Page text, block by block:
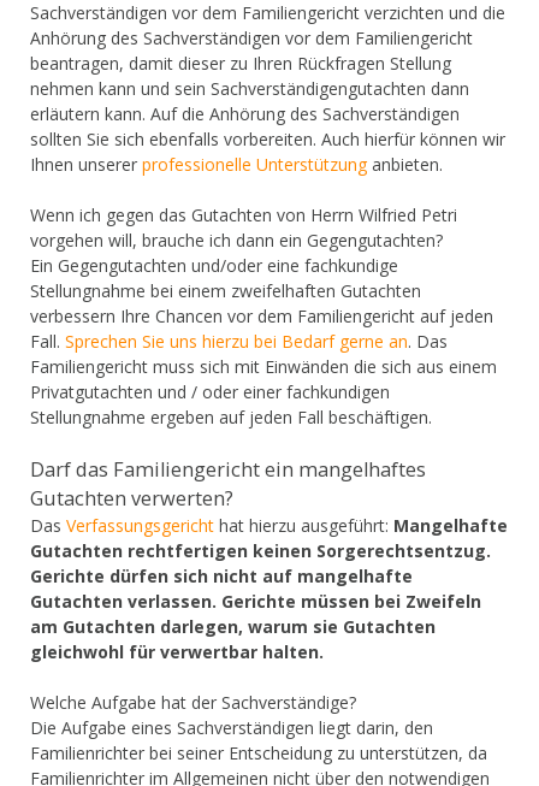
Sachverständigen vor dem Familiengericht verzichten und die
Anhörung des Sachverständigen vor dem Familiengericht
beantragen, damit dieser zu Ihren Rückfragen Stellung
nehmen kann und sein Sachverständigengutachten dann
erläutern kann. Auf die Anhörung des Sachverständigen
sollten Sie sich ebenfalls vorbereiten. Auch hierfür können wir
Ihnen unserer professionelle Unterstützunganbieten.
Wenn ich gegen das Gutachten von Herrn Wilfried Petri
vorgehen will, brauche ich dann ein Gegengutachten?
Ein Gegengutachten und/oder eine fachkundige
Stellungnahme bei einem zweifelhaften Gutachten
verbessern Ihre Chancen vor dem Familiengericht auf jeden
Fall. Sprechen Sie uns hierzu bei Bedarf gerne an. Das
Familiengericht muss sich mit Einwänden die sich aus einem
Privatgutachten und / oder einer fachkundigen
Stellungnahme ergeben auf jeden Fall beschäftigen.
Darf das Familiengericht ein mangelhaftes
Gutachten verwerten?
Das Verfassungsgericht hat hierzu ausgeführt: Mangelhafte
Gutachten rechtfertigen keinen Sorgerechtsentzug.
Gerichte dürfen sich nicht auf mangelhafte
Gutachten verlassen. Gerichte müssen bei Zweifeln
am Gutachten darlegen, warum sie Gutachten
gleichwohl für verwertbar halten.
Welche Aufgabe hat der Sachverständige?
Die Aufgabe eines Sachverständigen liegt darin, den
Familienrichter bei seiner Entscheidung zu unterstützen, da
Familienrichter im Allgemeinen nicht über den notwendigen